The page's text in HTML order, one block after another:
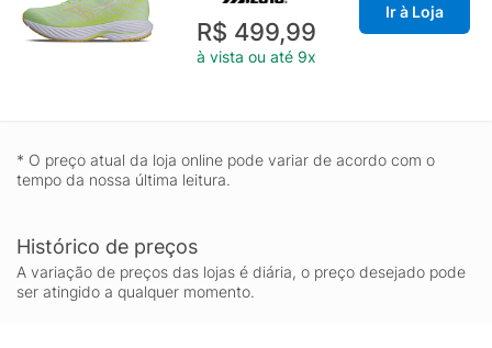
R$ 499,99
à vista ou até 9x
Ir à Loja
* O preço atual da loja online pode variar de acordo com o
tempo da nossa última leitura.
Histórico de preços
A variação de preços das lojas é diária, o preço desejado pode
ser atingido a qualquer momento.